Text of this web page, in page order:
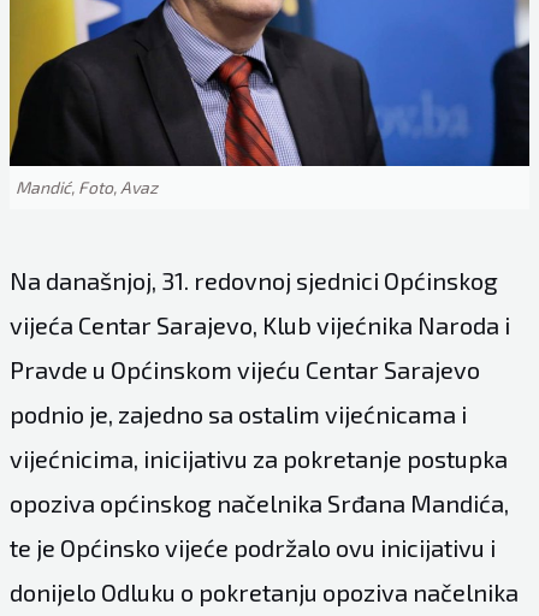
Mandić, Foto, Avaz
Na današnjoj, 31. redovnoj sjednici Općinskog
vijeća Centar Sarajevo, Klub vijećnika Naroda i
Pravde u Općinskom vijeću Centar Sarajevo
podnio je, zajedno sa ostalim vijećnicama i
vijećnicima, inicijativu za pokretanje postupka
opoziva općinskog načelnika Srđana Mandića,
te je Općinsko vijeće podržalo ovu inicijativu i
donijelo Odluku o pokretanju opoziva načelnika